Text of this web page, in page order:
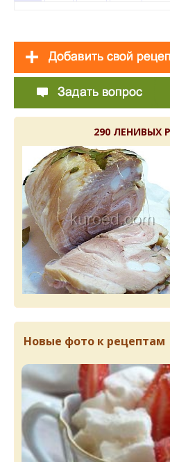
290 ЛЕНИВЫХ
Новые фото к рецептам